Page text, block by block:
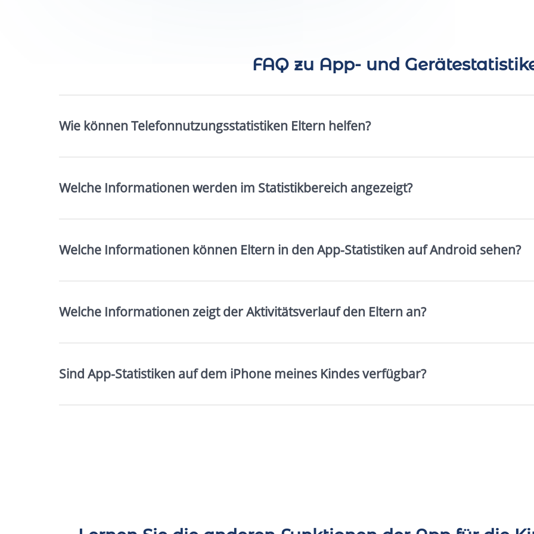
FAQ zu App‑ und
Wie können Telefonnutzungsstatistiken Eltern helfen?
Welche Informationen werden im Statistikbereich angezeigt?
Welche Informationen können Eltern in den App-Statistiken auf Android sehen?
Welche Informationen zeigt der Aktivitätsverlauf den Eltern an?
Sind App-Statistiken auf dem iPhone meines Kindes verfügbar?